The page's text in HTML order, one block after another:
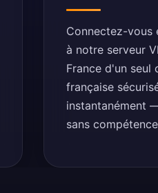
Connectez-vous
à notre serveur
France d'un seul
française
instantanément
sans